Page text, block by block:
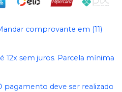
comprovante em (11)
12x sem juros. Parcela mínima
pagamento deve ser realizado